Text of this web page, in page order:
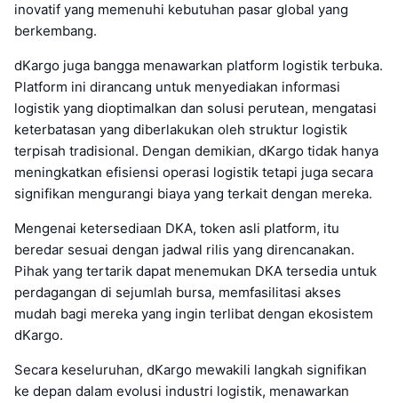
inovatif yang memenuhi kebutuhan pasar global yang
berkembang.
dKargo juga bangga menawarkan platform logistik terbuka.
Platform ini dirancang untuk menyediakan informasi
logistik yang dioptimalkan dan solusi perutean, mengatasi
keterbatasan yang diberlakukan oleh struktur logistik
terpisah tradisional. Dengan demikian, dKargo tidak hanya
meningkatkan efisiensi operasi logistik tetapi juga secara
signifikan mengurangi biaya yang terkait dengan mereka.
Mengenai ketersediaan DKA, token asli platform, itu
beredar sesuai dengan jadwal rilis yang direncanakan.
Pihak yang tertarik dapat menemukan DKA tersedia untuk
perdagangan di sejumlah bursa, memfasilitasi akses
mudah bagi mereka yang ingin terlibat dengan ekosistem
dKargo.
Secara keseluruhan, dKargo mewakili langkah signifikan
ke depan dalam evolusi industri logistik, menawarkan